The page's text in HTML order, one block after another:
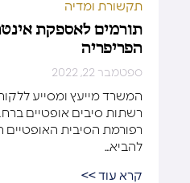
תקשורת ומדיה
תורמים לאספקת
הפריפריה
ספטמבר 22, 2022
המשרד מייעץ ומסייע
רשתות סיבים אופטיים
רפורמת הסיבית
להביא...
קרא עוד >>